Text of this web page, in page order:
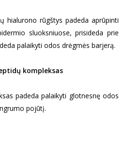
hialurono rūgštys padeda aprūpinti
sluoksniuose, prisideda prie
palaikyti odos drėgmės barjerą.
kompleksas
padeda palaikyti glotnesnę odos
pojūtį.